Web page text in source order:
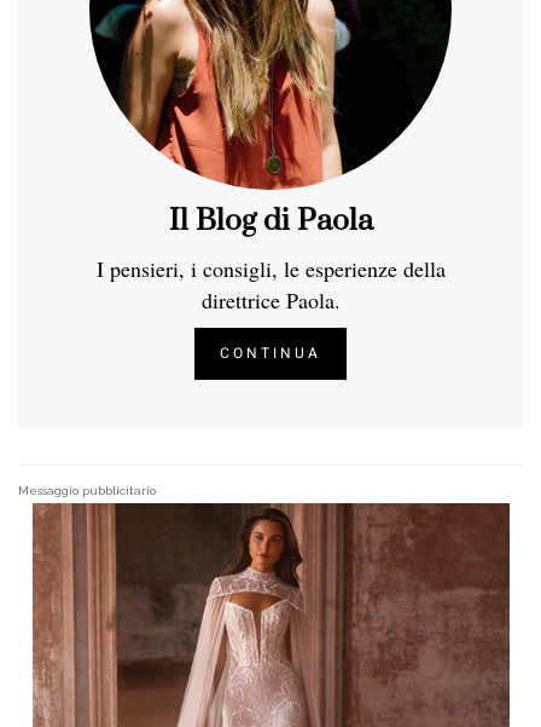
Il Blog di Paola
I pensieri, i consigli, le esperienze della
direttrice Paola.
CONTINUA
Messaggio pubblicitario